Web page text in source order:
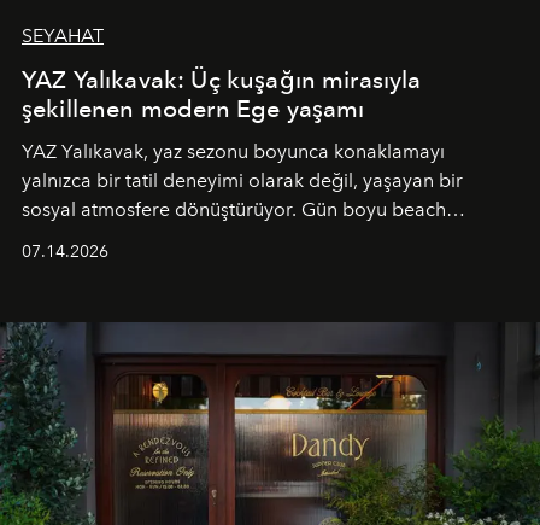
SEYAHAT
YAZ Yalıkavak: Üç kuşağın mirasıyla
şekillenen modern Ege yaşamı
YAZ Yalıkavak, yaz sezonu boyunca konaklamayı
yalnızca bir tatil deneyimi olarak değil, yaşayan bir
sosyal atmosfere dönüştürüyor. Gün boyu beach
tematik gastronomi geceleri misafirlerle buluşuyor.
Paylaşıma, lezzete ve müziğe odaklanan bu özel
akşamlar, YAZ’ın sade lüks anlayışını gün batımından
geceye taşıyarak her hafta farklı bir deneyim sunuyor.
07.14.2026